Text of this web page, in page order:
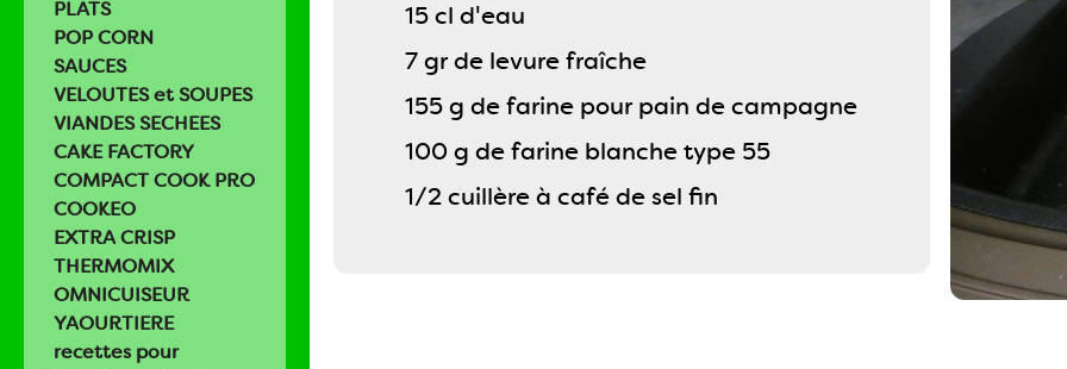
PLATS
POP CORN
SAUCES
VELOUTES et SOUPES
VIANDES SECHEES
CAKE FACTORY
COMPACT COOK PRO
COOKEO
EXTRA CRISP
THERMOMIX
OMNICUISEUR
YAOURTIERE
recettes pour
15 cl d'eau
7 gr de levure fraîche
155 g de farine pour pain de campagne
100 g de farine blanche type 55
1/2 cuillère à café de sel fin